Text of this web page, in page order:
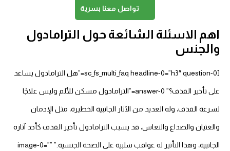
تواصل معنا بسرية
اهم الاسئلة الشائعة حول الترامادول
والجنس
[sc_fs_multi_faq headline-0=”h3″ question-0=”هل الترامادول يساعد
على تأخير القذف؟” answer-0=”الترامادول مسكن للألم وليس علاجًا
لسرعة القذف، وله العديد من الآثار الجانبية الخطيرة، مثل الإدمان
والغثيان والصداع والنعاس، قد يسبب الترامادول تأخير القذف كأحد آثاره
الجانبية، وهذا التأثير له عواقب سلبية على الصحة الجنسية.” image-0=””